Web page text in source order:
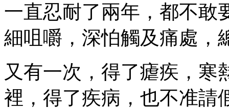
一直忍耐了兩年，都不敢
細咀嚼，深怕觸及痛處，
又有一次，得了瘧疾，寒
裡，得了疾病，也不准請